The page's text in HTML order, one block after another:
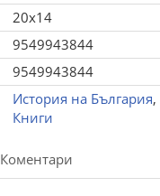
20x14
9549943844
9549943844
История на България,
Книги
Коментари